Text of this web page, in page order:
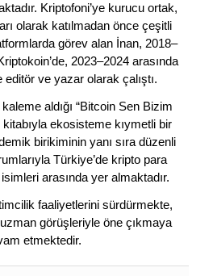
Kriptofoni’ye kurucu ortak,
olarak katılmadan önce çeşitli
görev alan İnan, 2018–
2023–2024 arasında
editör ve yazar olarak çalıştı.
aldığı “Bitcoin Sen Bizim
ekosisteme kıymetli bir
birikiminin yanı sıra düzenli
Türkiye’de kripto para
arasında yer almaktadır.
faaliyetlerini sürdürmekte,
görüşleriyle öne çıkmaya
etmektedir.